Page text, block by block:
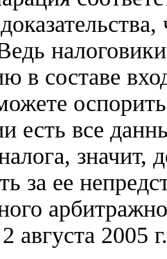
в составе
есть все
значит,
за ее
августа